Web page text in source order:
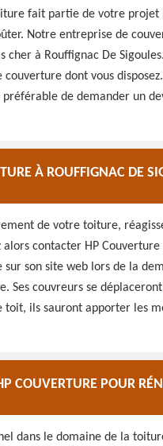
fait partie de votre projet
Notre entreprise de
à Rouffignac De
dont vous
de demander un
À ROUFFIGNAC DE
de votre toiture,
contacter HP
son site web lors de la
Ses couvreurs se
toit, ils sauront apporter les
COUVERTURE POUR
dans le domaine de la